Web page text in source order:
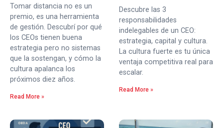
Tomar distancia no es un
premio, es una herramienta
de gestión. Descubrí por qué
los CEOs tienen buena
estrategia pero no sistemas
que la sostengan, y cómo la
cultura apalanca los
próximos diez años.
Read More »
Descubre las 3
responsabilidades
indelegables de un CEO:
estrategia, capital y cultura.
La cultura fuerte es tu única
ventaja competitiva real para
escalar.
Read More »